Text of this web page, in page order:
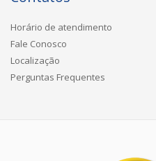
Horário de atendimento
Fale Conosco
Localização
Perguntas Frequentes